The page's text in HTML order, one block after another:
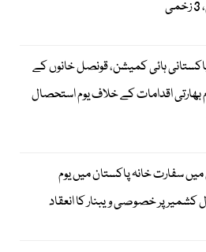
ہائی کمیشن، قونصل خانوں کے
بھارتی اقدامات کے خلاف یوم استحصال
سفارت خانہ پاکستان میں یوم
پر خصوصی ویبنار کا انعقاد